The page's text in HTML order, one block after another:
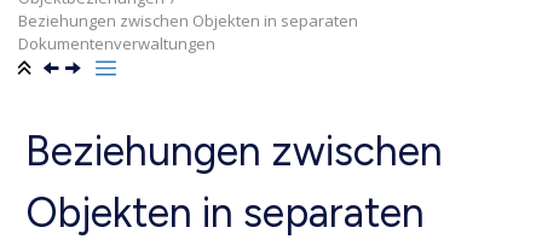
Beziehungen zwischen Objekten in separaten
Dokumentenverwaltungen
Beziehungen zwischen
Objekten in separaten